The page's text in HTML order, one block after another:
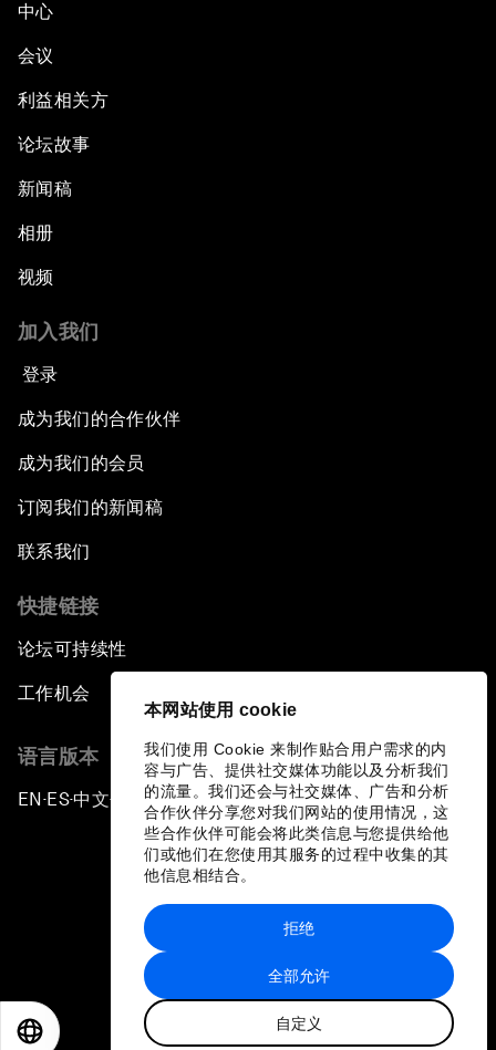
本网站使用 cookie
我们使用 Cookie 来制作贴合用户需求的内
容与广告、提供社交媒体功能以及分析我们
的流量。我们还会与社交媒体、广告和分析
合作伙伴分享您对我们网站的使用情况，这
些合作伙伴可能会将此类信息与您提供给他
们或他们在您使用其服务的过程中收集的其
他信息相结合。
全部允许
自定义
拒绝
中心
会议
利益相关方
论坛故事
新闻稿
相册
视频
加入我们
登录
成为我们的合作伙伴
成为我们的会员
订阅我们的新闻稿
联系我们
快捷链接
论坛可持续性
工作机会
语言版本
EN ▪ES▪中文▪ 日本語
站点地图
世界经济论坛